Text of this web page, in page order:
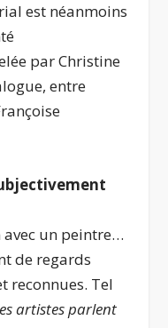
est néanmoins
par Christine
entre
avec un peintre…
de regards
reconnues. Tel
artistes parlent